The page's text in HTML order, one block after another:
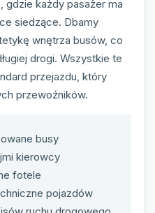
gdzie każdy pasażer ma
siedzące. Dbamy
wnętrza busów, co
drogi. Wszystkie te
przejazdu, który
przewoźników.
busy
kierowcy
fotele
pojazdów